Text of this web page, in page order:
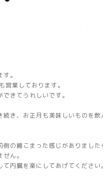
。
営業しております。
きてうれしいです。
続き、お正月も美味しいものを
側の縮こまった感じがありまし
ん。
内臓を楽にしてあげてください。